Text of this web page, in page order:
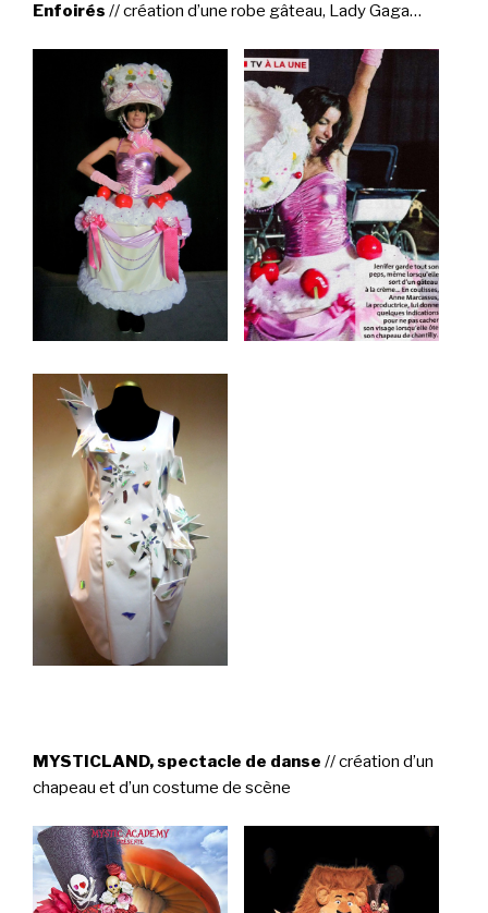
Enfoirés // création d’une robe gâteau, Lady Gaga…
MYSTICLAND, spectacle de danse // création d’un
chapeau et d’un costume de scène